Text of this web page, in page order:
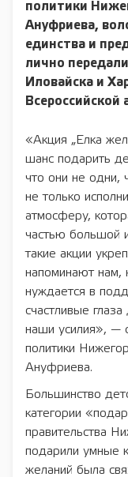
политики
Ануфриева,
единства и
лично
Иловайска и
«Акция „Елка
шанс подарить
что они не одни,
не только
атмосферу,
частью большой
такие акции
напоминают нам,
нуждается в
счастливые
наши усилия», —
политики
Ануфриева.
Большинство
категории
правительства
подарили умные
желаний была